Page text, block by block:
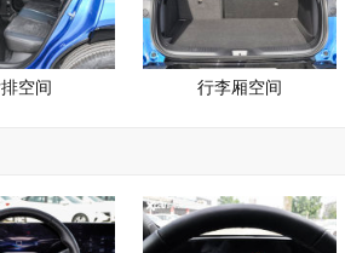
空间 行李厢空间